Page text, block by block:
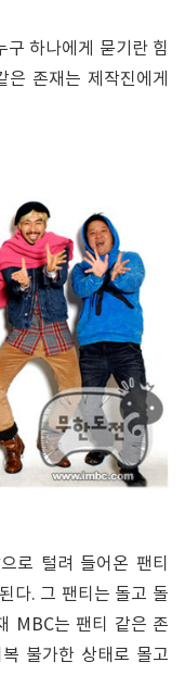
구 하나에게 묻기란 힘
존재는 제작진에게
로 털려 들어온 팬티
다. 그 팬티는 돌고 돌
MBC는 팬티 같은 존
불가한 상태로 몰고